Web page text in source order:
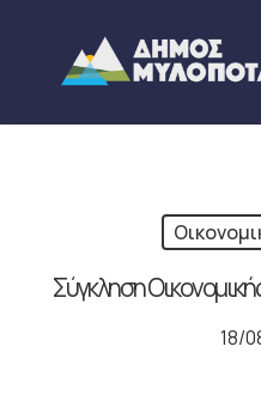
content
Σύγκληση
18/